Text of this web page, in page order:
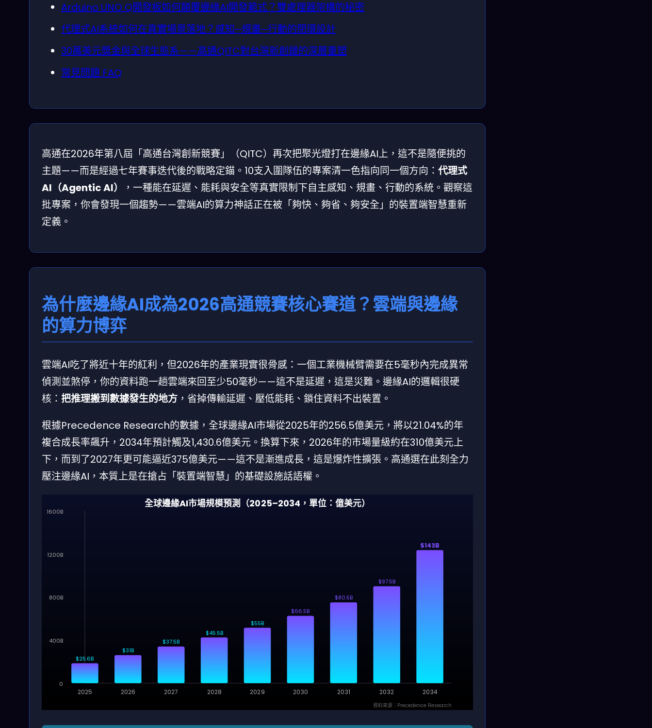
Arduino UNO Q開發板如何顛覆邊緣AI開發範式？雙處理器架構的秘密
代理式AI系統如何在真實場景落地？感知─規畫─行動的閉環設計
30萬美元獎金與全球生態系——高通QITC對台灣新創鏈的深層重塑
常見問題 FAQ
高通在2026年第八屆「高通台灣創新競賽」（QITC）再次把聚光燈打在邊緣AI上，這不是隨便挑的
主題——而是經過七年賽事迭代後的戰略定錨。10支入圍隊伍的專案清一色指向同一個方向： 代理式
AI（Agentic AI）
，一種能在延遲、能耗與安全等真實限制下自主感知、規畫、行動的系統。觀察這
批專案，你會發現一個趨勢——雲端AI的算力神話正在被「夠快、夠省、夠安全」的裝置端智慧重新
定義。
為什麼邊緣AI成為2026高通競賽核心賽道？雲端與邊緣
的算力博弈
雲端AI吃了將近十年的紅利，但2026年的產業現實很骨感：一個工業機械臂需要在5毫秒內完成異常
偵測並煞停，你的資料跑一趟雲端來回至少50毫秒——這不是延遲，這是災難。邊緣AI的邏輯很硬
核： 把推理搬到數據發生的地方 ，省掉傳輸延遲、壓低能耗、鎖住資料不出裝置。
根據Precedence Research的數據，全球邊緣AI市場從2025年的256.5億美元，將以21.04%的年
複合成長率飆升，2034年預計觸及1,430.6億美元。換算下來，2026年的市場量級約在310億美元上
下，而到了2027年更可能逼近375億美元——這不是漸進成長，這是爆炸性擴張。高通選在此刻全力
壓注邊緣AI，本質上是在搶占「裝置端智慧」的基礎設施話語權。
2025 2026 2027 2028 2029 2030 2031 2032 2034
0
400B
800B
1200B
1600B
$25.6B
$31B
$37.5B
$45.5B
$55B
$66.5B
$80.5B
$97.5B
$143B
全球邊緣AI市場規模預測（2025–2034，單位：億美元）
資料來源：Precedence Research